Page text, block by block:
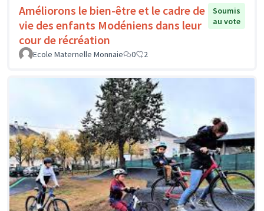
Améliorons le bien-être et le cadre de
vie des enfants Modéniens dans leur
cour de récréation
Soumis
au vote
Ecole Maternelle Monnaie 0 2